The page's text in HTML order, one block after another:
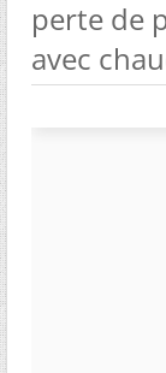
perte de
avec